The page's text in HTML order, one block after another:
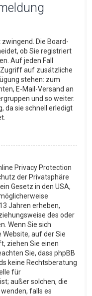
Die Board-
ob Sie registriert
Auf jeden Fall
auf zusätzliche
stehen: zum
E-Mail-Versand an
und so weiter.
da sie schnell erledigt
Privacy Protection
der Privatsphäre
Gesetz in den USA,
Jahren erheben,
des oder
Wenn Sie sich
Website, auf der Sie
ziehen Sie einen
Sie, dass phpBB
keine Rechtsberatung
für
außer solchen, die
falls es